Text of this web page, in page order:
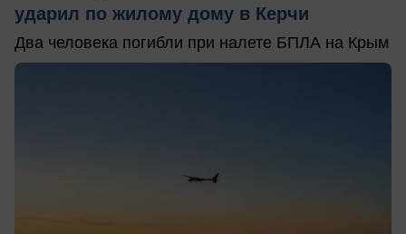
ударил по жилому дому в Керчи
Два человека погибли при налете БПЛА на Крым